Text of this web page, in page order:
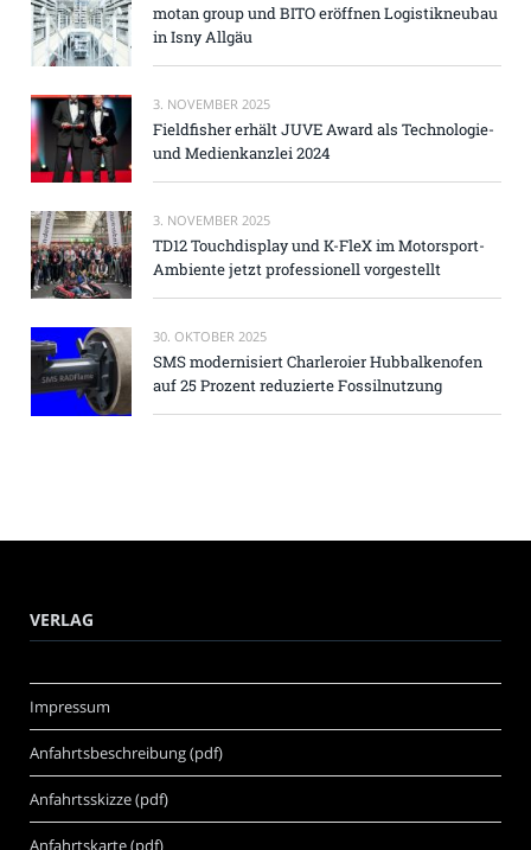
motan group und BITO eröffnen Logistikneubau
in Isny Allgäu
3. NOVEMBER 2025
Fieldfisher erhält JUVE Award als Technologie-
und Medienkanzlei 2024
3. NOVEMBER 2025
TD12 Touchdisplay und K-FleX im Motorsport-
Ambiente jetzt professionell vorgestellt
30. OKTOBER 2025
SMS modernisiert Charleroier Hubbalkenofen
auf 25 Prozent reduzierte Fossilnutzung
VERLAG
Impressum
Anfahrtsbeschreibung (pdf)
Anfahrtsskizze (pdf)
Anfahrtskarte (pdf)